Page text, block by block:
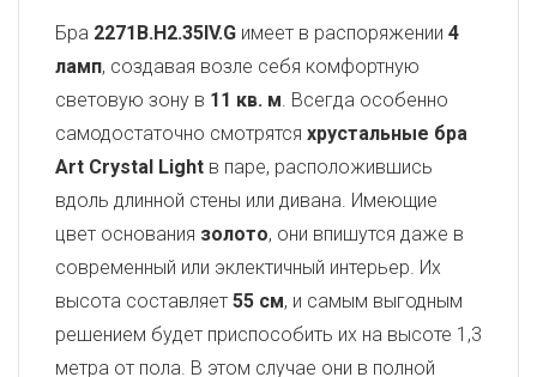
Бра 2271B.H2.35IV.G имеет в распоряжении 4
ламп, создавая возле себя комфортную
световую зону в 11 кв. м. Всегда особенно
самодостаточно смотрятся хрустальные бра
Art Crystal Light в паре, расположившись
вдоль длинной стены или дивана. Имеющие
цвет основания золото, они впишутся даже в
современный или эклектичный интерьер. Их
высота составляет 55 см, и самым выгодным
решением будет приспособить их на высоте 1,3
метра от пола. В этом случае они в полной